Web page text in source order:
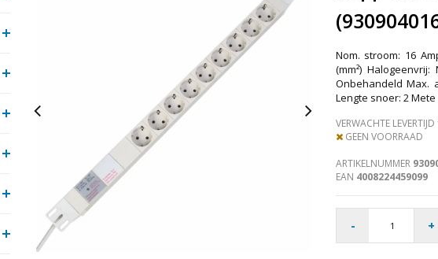
Nom. stroom: 16
(mm²)
Onbehandeld Max.
Lengte snoer: 2 Mete
VERWACHTE LEVERTIJD
GEEN VOORRAAD
ARTIKELNUMMER
EAN 4008224459099
- +